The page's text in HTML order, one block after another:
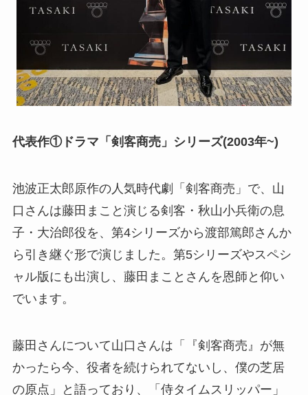
代表作①ドラマ「剣客商売」シリーズ(2003年~)
池波正太郎原作の人気時代劇「剣客商売」で、山
口さんは藤田まこと演じる剣客・秋山小兵衛の息
子・大治郎役を、第4シリーズから渡部篤郎さんか
ら引き継ぐ形で演じました。第5シリーズやスペシ
ャル版にも出演し、藤田まことさんを恩師と仰い
でいます。
藤田さんについて山口さんは「『剣客商売』が無
かったら今、役者を続けられてないし、僕の芝居
の原点」と語っており、「侍タイムスリッパー」